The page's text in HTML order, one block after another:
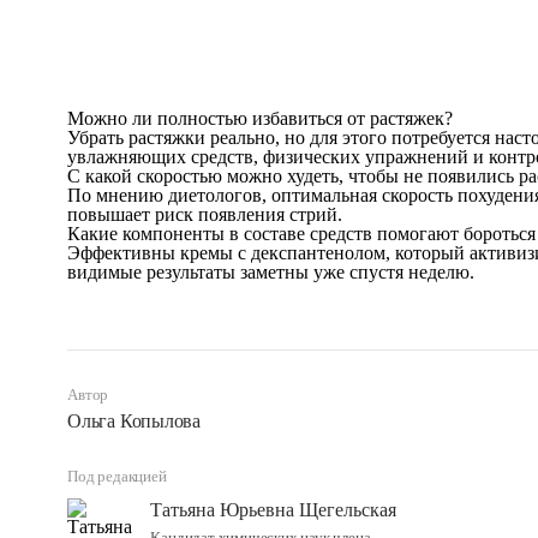
Можно ли полностью избавиться от растяжек?
Убрать растяжки реально, но для этого потребуется
увлажняющих средств, физических упражнений и
С какой скоростью можно худеть, чтобы не появились
По мнению диетологов, оптимальная скорость
повышает риск появления стрий.
Какие компоненты в составе средств помогают
Эффективны кремы с декспантенолом, который
видимые результаты заметны уже спустя неделю.
Автор
Ольга Копылова
Под редакцией
Татьяна Юрьевна Щегельская